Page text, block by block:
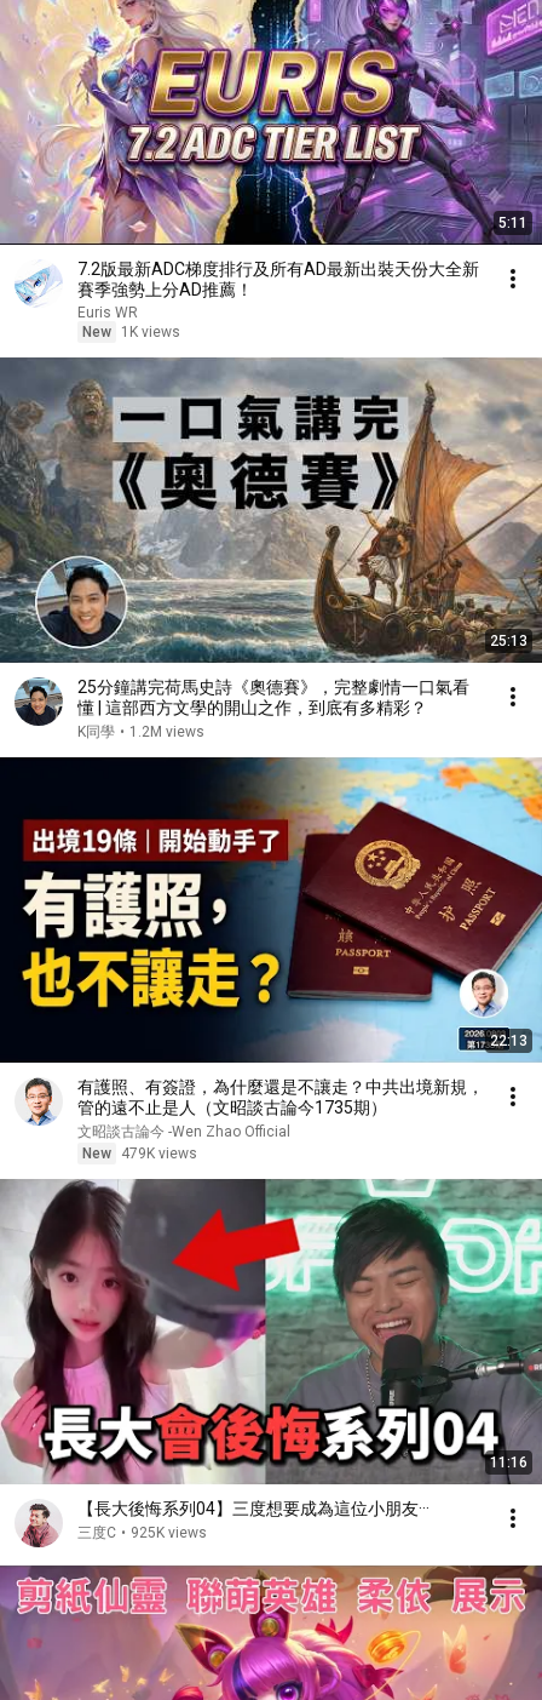
5:11
7.2版最新ADC梯度排行及所有AD最新出裝天份大全新
賽季強勢上分AD推薦！
Euris WR
New
1K views
25:13
25分鐘講完荷馬史詩《奧德賽》，完整劇情一口氣看
懂 | 這部西方文學的開山之作，到底有多精彩？
K同學 • 1.2M views
22:13
有護照、有簽證，為什麼還是不讓走？中共出境新規，
管的遠不止是人（文昭談古論今1735期）
文昭談古論今 -Wen Zhao Official
New
479K views
11:16
【長大後悔系列04】三度想要成為這位小朋友···
三度C • 925K views